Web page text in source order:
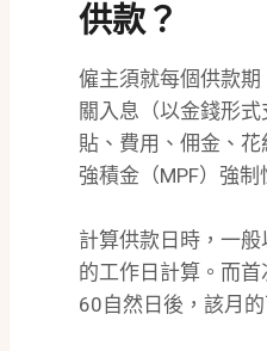
供款？
僱主須就每個供款
關入息（以金錢形
貼、費用、佣金、
強積金（MPF）強制
計算供款日時，一
的工作日計算。而
60自然日後，該月